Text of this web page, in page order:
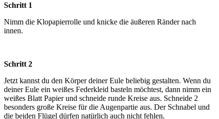
Schritt 1
Nimm die Klopapierrolle und knicke die äußeren Ränder nach
innen.
Schritt 2
Jetzt kannst du den Körper deiner Eule beliebig gestalten. Wenn du
deiner Eule ein weißes Federkleid basteln möchtest, dann nimm ein
weißes Blatt Papier und schneide runde Kreise aus. Schneide 2
besonders große Kreise für die Augenpartie aus. Der Schnabel und
die beiden Flügel dürfen natürlich auch nicht fehlen.